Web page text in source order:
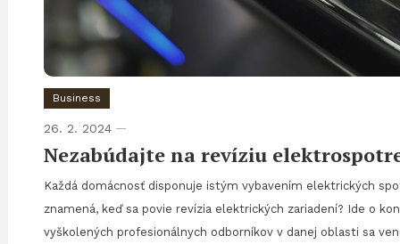
Business
26. 2. 2024
Nezabúdajte na revíziu
Každá domácnosť disponuje istým vybavením elektrických
znamená, keď sa povie revízia elektrických zariadení? Ide o
vyškolených profesionálnych odborníkov v danej oblasti sa